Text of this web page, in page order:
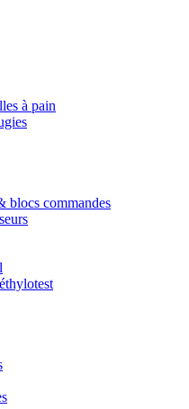
à pain
blocs commandes